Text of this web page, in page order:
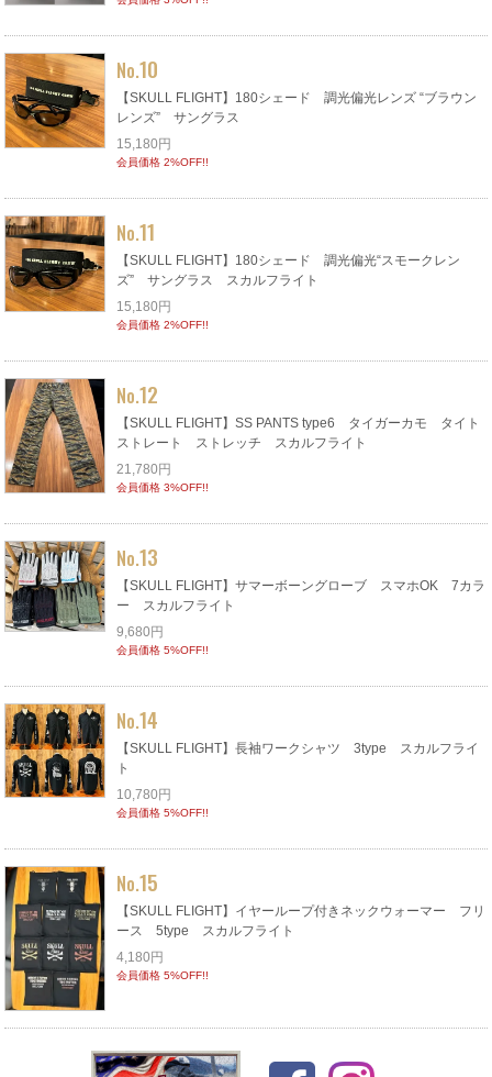
No.10
【SKULL FLIGHT】180シェード 調光偏光レンズ “ブラウン
レンズ” サングラス
15,180円
会員価格 2%OFF!!
No.11
【SKULL FLIGHT】180シェード 調光偏光“スモークレン
ズ” サングラス スカルフライト
15,180円
会員価格 2%OFF!!
No.12
【SKULL FLIGHT】SS PANTS type6 タイガーカモ タイト
ストレート ストレッチ スカルフライト
21,780円
会員価格 3%OFF!!
No.13
【SKULL FLIGHT】サマーボーングローブ スマホOK 7カラ
ー スカルフライト
9,680円
会員価格 5%OFF!!
No.14
【SKULL FLIGHT】長袖ワークシャツ 3type スカルフライ
ト
10,780円
会員価格 5%OFF!!
No.15
【SKULL FLIGHT】イヤーループ付きネックウォーマー フリ
ース 5type スカルフライト
4,180円
会員価格 5%OFF!!